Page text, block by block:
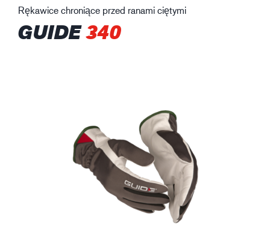
Rękawice chroniące przed ranami ciętymi
GUIDE340